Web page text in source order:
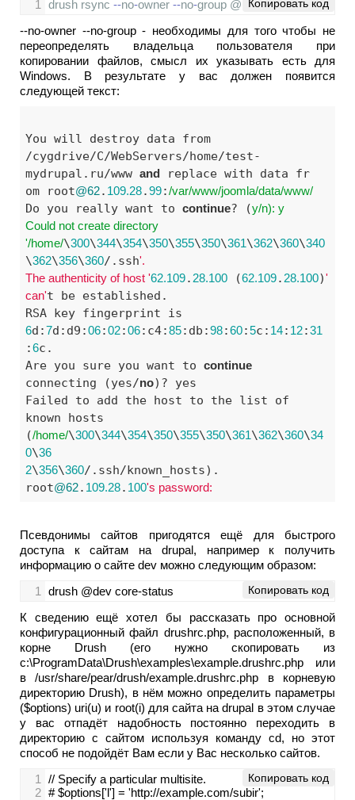
1
drush rsync --no-owner --no-group @myclient.dev: %files
Копировать код
--no-owner --no-group- необходимы для того чтобы не
переопределять владельца пользователя при
копировании файлов, смысл их указывать есть для
Windows. В результате у вас должен появится
следующей текст:
You will destroy data from
/cygdrive/C/WebServers/home/test-
mydrupal.ru/www and replace with data fr
om root@62. 109.28.99:/var/www/joomla/data/www/
Do you really want to continue? (y/n): y
Could not create directory
'/home/\300\344\354\350\355\350\361\362\360\340
\362\356\360/.ssh'.
The authenticity of host '62.109.28.100 (62.109.28.100)'
can't be established.
6d:7d:d9:06:02:06:c4:85:db:98:60:5c: 14: 12:31
:6c.
Are you sure you want to continue
connecting (yes/no)? yes
Failed to add the host to the list of
known hosts
(/home/\300\344\354\350\355\350\361\362\360\34
0\36
2\356\360/.ssh/known_hosts).
root@62. 109.28. 100
Псевдонимы сайтов пригодятся ещё для быстрого
доступа к сайтам на drupal, например к получить
информацию о сайте dev можно следующим образом:
1
drush @dev core-status Копировать код
К сведению ещё хотел бы рассказать про основной
конфигурационный файл drushrc.php, расположенный, в
корне Drush (его нужно скопировать из
c:\ProgramData\Drush\examples\example.drushrc.php или
в /usr/share/pear/drush/example.drushrc.php в корневую
директорию Drush), в нём можно определить параметры
($options) uri(u) и root(i) для сайта на drupal в этом случае
у вас отпадёт надобность постоянно переходить в
директорию с сайтом используя команду cd, но этот
способ не подойдёт Вам если у Вас несколько сайтов.
1
// Specify a particular multisite.
2 # $options['l'] = 'http://example.com/subir';
Копировать код